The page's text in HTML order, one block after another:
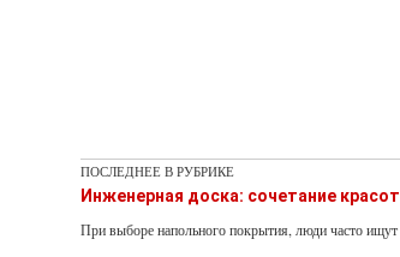
ПОСЛЕДНЕЕ В РУБРИКЕ
Инженерная доска: сочетание
При выборе напольного покрытия, люди часто